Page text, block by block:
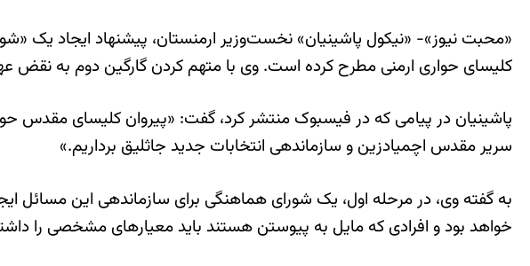
«محبت نیوز»- «نیکول پاشینیان» نخست‌وزیر ارمنستان، پیشنهاد ایجاد یک
کلیسای حواری ارمنی مطرح کرده است. وی با متهم کردن گارگین دوم به نقض
پاشینیان در پیامی که در فیسبوک منتشر کرد، گفت: «پیروان کلیسای مقدس
سریر مقدس اچمیادزین و سازماندهی انتخابات جدید جاثلیق برداریم.»
به گفته وی، در مرحله اول، یک شورای هماهنگی برای سازماندهی این مسائل
خواهد بود و افرادی که مایل به پیوستن هستند باید معیارهای مشخصی را